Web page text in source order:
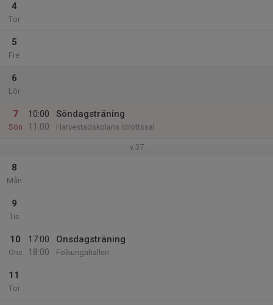
4
Tor
5
Fre
6
Lör
7
Sön
10:00
11:00
Söndagsträning
Harvestadskolans idrottssal
v.37
8
Mån
9
Tis
10
Ons
17:00
18:00
Onsdagsträning
Folkungahallen
11
Tor